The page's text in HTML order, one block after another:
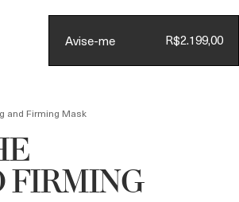
Conta
CARRINHO(0)
and Firming Mask
FIRMING
Avise-me R$2.199,00